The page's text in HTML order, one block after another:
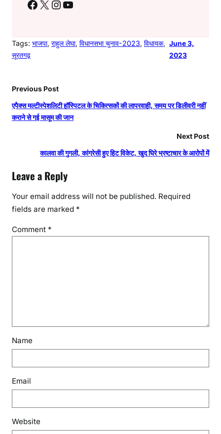
Facebook X Instagram YouTube
Tags: भाजपा, राहुल लेघा, विधानसभा चुनाव-2023, विधायक
सूरतगढ़
June 3,
2023
Previous Post
एपैक्स मल्टीस्पेशलिटी हॉस्पिटल के चिकित्सकों की लापरवाही, समय पर डिलीवरी नहीं
कराने से गई मासूम की जान
Next Post
कालवा की गुगली, कांग्रेसी हुए हिट विकेट, खुद घिरे भ्रष्टाचार के आरोपों में
Leave a Reply
Your email address will not be published. Required
fields are marked *
Comment *
Name
Email
Website